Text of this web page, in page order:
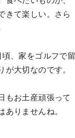
きて楽しい。さら
、家をゴルフで留
大切なのです。
もお土産頑張って
りませんね。